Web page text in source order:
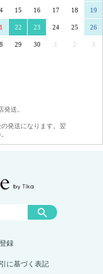
15 16 17 18 19
22 23 24 25 26
29 30 1 2 3
送。
発送になります。翌
録
に基づく表記